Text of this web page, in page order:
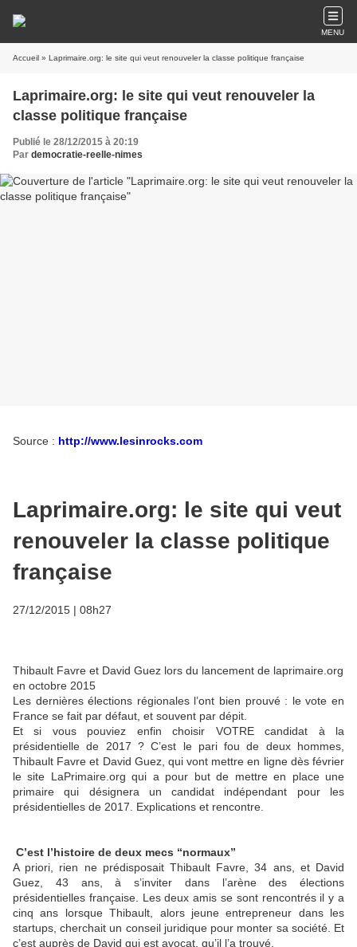
MENU
Accueil » Laprimaire.org: le site qui veut renouveler la classe politique française
Laprimaire.org: le site qui veut renouveler la
classe politique française
Publié le 28/12/2015 à 20:19
Par democratie-reelle-nimes
Source : http://www.lesinrocks.com
Laprimaire.org: le site qui veut
renouveler la classe politique
française
27/12/2015 | 08h27
Thibault Favre et David Guez lors du lancement de laprimaire.org
en octobre 2015
Les dernières élections régionales l’ont bien prouvé : le vote en
France se fait par défaut, et souvent par dépit.
Et si vous pouviez enfin choisir VOTRE candidat à la
présidentielle de 2017 ? C’est le pari fou de deux hommes,
Thibault Favre et David Guez, qui vont mettre en ligne dès février
le site LaPrimaire.org qui a pour but de mettre en place une
primaire qui désignera un candidat indépendant pour les
présidentielles de 2017. Explications et rencontre.
C’est l’histoire de deux mecs “normaux”
A priori, rien ne prédisposait Thibault Favre, 34 ans, et David
Guez, 43 ans, à s’inviter dans l’arène des élections
présidentielles française. Les deux amis se sont rencontrés il y a
cinq ans lorsque Thibault, alors jeune entrepreneur dans les
startups, cherchait un conseil juridique pour monter sa société. Et
c’est auprès de David qui est avocat, qu’il l’a trouvé.